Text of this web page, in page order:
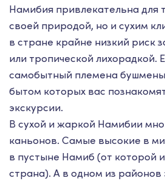
Намибия привлекательна для
своей природой, но и сухим
в стране крайне низкий риск
или тропической лихорадкой.
самобытный племена
бытом которых вас
экскурсии.
В сухой и жаркой Намибии
каньонов. Самые высокие в
в пустыне Намиб (от которой
страна). А в одном из районов